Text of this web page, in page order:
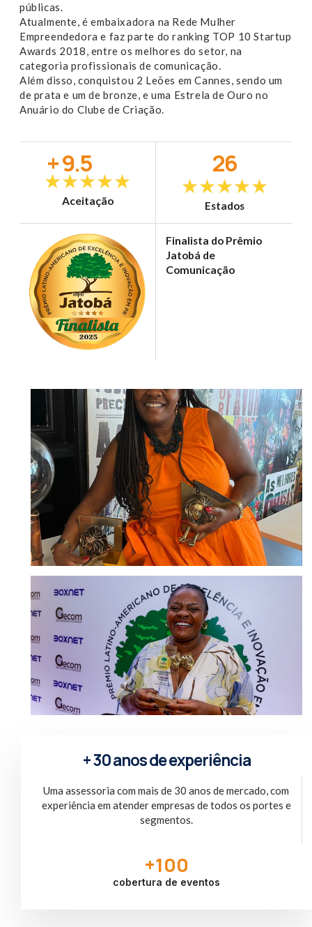
públicas.
Atualmente, é embaixadora na Rede Mulher
Empreendedora e faz parte do ranking TOP 10 Startup
Awards 2018, entre os melhores do setor, na
categoria profissionais de comunicação.
Além disso, conquistou 2 Leões em Cannes, sendo um
de prata e um de bronze, e uma Estrela de Ouro no
Anuário do Clube de Criação.
+ 9.5
★★★★★
Aceitação
26
★★★★★
Estados
Finalista do Prêmio
Jatobá de
Comunicação
+ 30 anos de experiência
Uma assessoria com mais de 30 anos de mercado, com
experiência em atender empresas de todos os portes e
segmentos.
cobertura de eventos
+100